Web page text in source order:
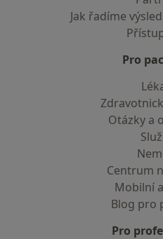
Jak řadíme
Pro
Otázky a
Centrum
Mobilní
Blog pro
Pro